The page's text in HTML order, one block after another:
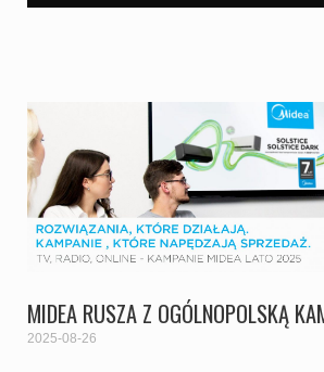
MIDEA RUSZA Z OGÓLNOPOLSKĄ
2025-08-26